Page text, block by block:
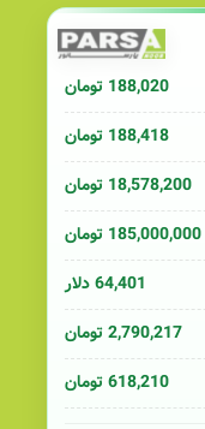
188,020 تومان
188,418 تومان
18,578,200 تومان
185,000,000 تومان
64,401 دلار
2,790,217 تومان
618,210 تومان